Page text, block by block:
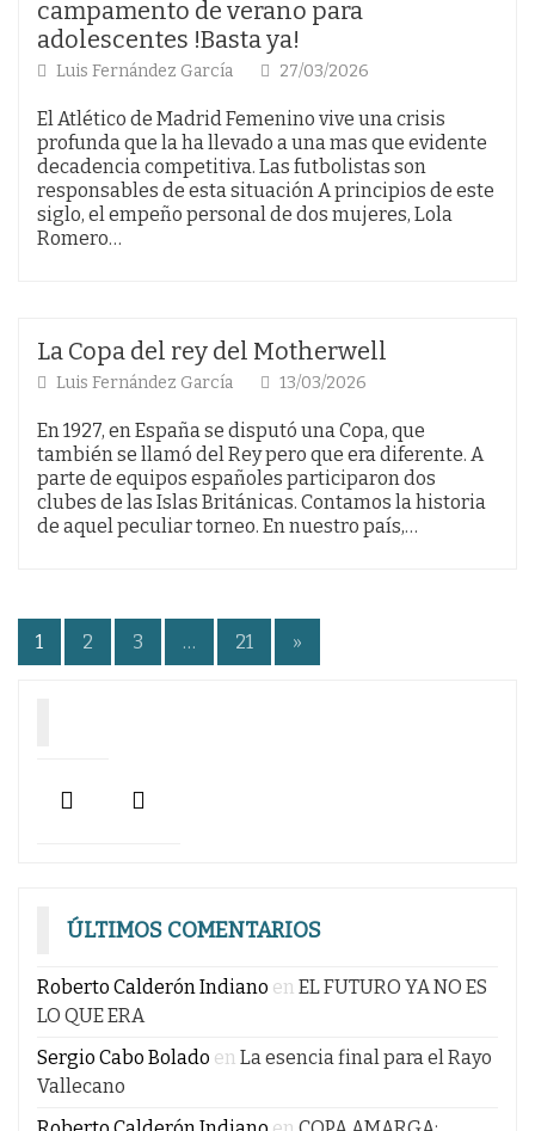
campamento de verano para
adolescentes !Basta ya!
Luis Fernández García 27/03/2026
El Atlético de Madrid Femenino vive una crisis
profunda que la ha llevado a una mas que evidente
decadencia competitiva. Las futbolistas son
responsables de esta situación A principios de este
siglo, el empeño personal de dos mujeres, Lola
Romero…
La Copa del rey del Motherwell
Luis Fernández García 13/03/2026
En 1927, en España se disputó una Copa, que
también se llamó del Rey pero que era diferente. A
parte de equipos españoles participaron dos
clubes de las Islas Británicas. Contamos la historia
de aquel peculiar torneo. En nuestro país,…
Paginación
1 2 3 … 21 »
ÚLTIMOS COMENTARIOS
Roberto Calderón Indiano en EL FUTURO YA NO ES
LO QUE ERA
Sergio Cabo Bolado en La esencia final para el Rayo
Vallecano